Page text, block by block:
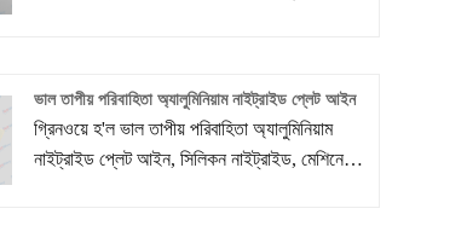
ভাল তাপীয় পরিবাহিতা অ্যালুমিনিয়াম নাইট্রাইড প্লেট আইন
গ্রিনওয়ে হ'ল ভাল তাপীয় পরিবাহিতা অ্যালুমিনিয়াম
নাইট্রাইড প্লেট আইন, সিলিকন নাইট্রাইড, মেশিনেবল